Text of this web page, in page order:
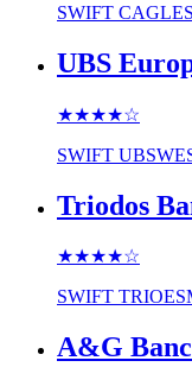
SWIFT
UBS
★★★★☆
SWIFT
Triodos
★★★★☆
SWIFT
A&G